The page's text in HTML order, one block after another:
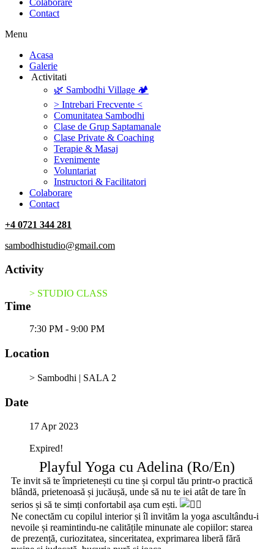
Colaborare
Contact
Menu
‎Acasa
Galerie
‎ ‎Activitati‎
🌿 Sambodhi Village 🏕️
> Intrebari Frecvente <
Comunitatea Sambodhi
Clase de Grup Saptamanale
Clase Private & Coaching
Terapie & Masaj
‎Evenimente
Voluntariat
‏‏‎Instructori & Facilitatori
Colaborare
Contact
+4 0721 344 281
sambodhistudio@gmail.com
Activity
> STUDIO CLASS
Time
7:30 PM - 9:00 PM
Location
> Sambodhi | SALA 2
Date
17 Apr 2023
Expired!
Playful Yoga cu Adelina (Ro/En)
Te invit să te împrietenești cu tine și corpul tău printr-o practică
blândă, prietenoasă și jucăușă, unde să nu te iei atât de tare în
serios și să te simți confortabil așa cum ești.
Ne conectăm cu copilul interior și îl invităm la yoga ascultându-i
nevoile și reamintindu-ne calitățile minunate ale copiilor: starea
de prezență, curiozitatea, sinceritatea, exprimarea liberă fără